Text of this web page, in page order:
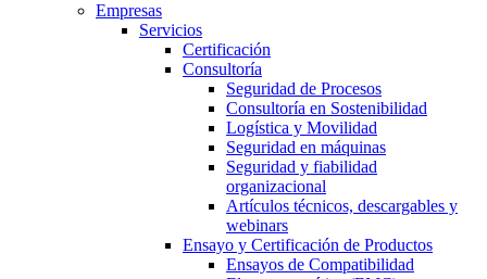
Empresas
Servicios
Certificación
Consultoría
Seguridad de Procesos
Consultoría en Sostenibilidad
Logística y Movilidad
Seguridad en máquinas
Seguridad y fiabilidad
organizacional
Artículos técnicos, descargables y
webinars
Ensayo y Certificación de Productos
Ensayos de Compatibilidad